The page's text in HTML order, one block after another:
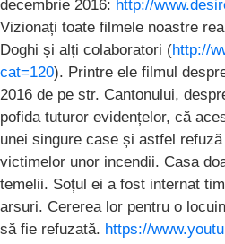
decembrie 2016: http://
Vizionați toate filmele noastre
Doghi și alți colaboratori (http://
cat=120). Printre ele filmul
2016 de pe str. Cantonului,
pofida tuturor evidențelor, că
unei singure case și astfel
victimelor unor incendii. Casa
temelii. Soțul ei a fost internat
arsuri. Cererea lor pentru o
să fie refuzată. https://